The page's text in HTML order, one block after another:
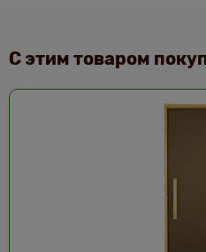
С этим товаром